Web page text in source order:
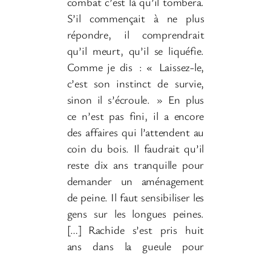
S’il commençait à ne plus
répondre, il comprendrait
qu’il meurt, qu’il se liquéfie.
Comme je dis : « Laissez-le,
c’est son instinct de survie,
sinon il s’écroule. » En plus
ce n’est pas fini, il a encore
des affaires qui l’attendent au
coin du bois. Il faudrait qu’il
reste dix ans tranquille pour
demander un aménagement
de peine. Il faut sensibiliser les
gens sur les longues peines.
[…] Rachide s’est pris huit
ans dans la gueule pour